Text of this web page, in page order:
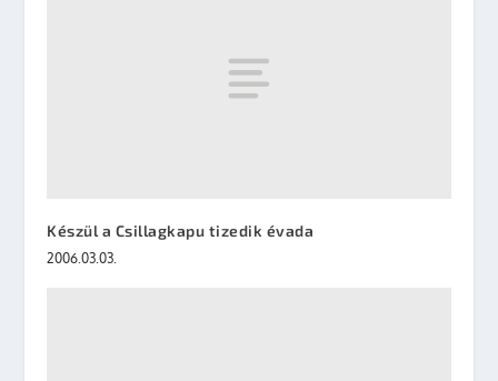
Készül a Csillagkapu tizedik évada
2006.03.03.